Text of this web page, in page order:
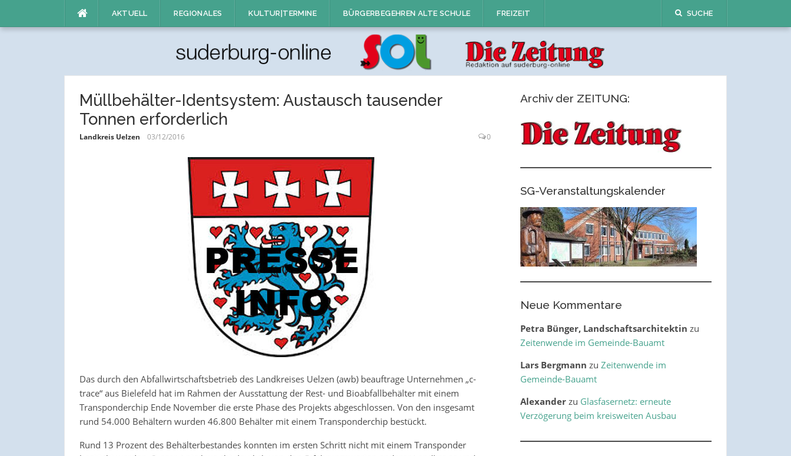
AKTUELL REGIONALES KULTUR|TERMINE BÜRGERBEGEHREN ALTE SCHULE FREIZEIT SUCHE
Müllbehälter-Identsystem: Austausch tausender
Tonnen erforderlich
Landkreis Uelzen 03/12/2016 0
Das durch den Abfallwirtschaftsbetrieb des Landkreises Uelzen (awb) beauftrage Unternehmen „c-
trace“ aus Bielefeld hat im Rahmen der Ausstattung der Rest- und Bioabfallbehälter mit einem
Transponderchip Ende November die erste Phase des Projekts abgeschlossen. Von den insgesamt
rund 54.000 Behältern wurden 46.800 Behälter mit einem Transponderchip bestückt.
Rund 13 Prozent des Behälterbestandes konnten im ersten Schritt nicht mit einem Transponder
Archiv der ZEITUNG:
SG-Veranstaltungskalender
Neue Kommentare
Petra Bünger, Landschaftsarchitektin zu
Zeitenwende im Gemeinde-Bauamt
Lars Bergmann zu Zeitenwende im
Gemeinde-Bauamt
Alexanderzu Glasfasernetz: erneute
Verzögerung beim kreisweiten Ausbau